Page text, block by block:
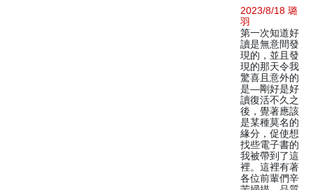
2023/8/18 璐
羽
第一次知道好
讀是無意間發
現的，並且發
現的那天令我
驚喜且意外的
是—剛好是好
讀復活不久之
後，覺著應該
是某種莫名的
緣分，促使想
找些電子書的
我被帶到了這
裡。這裡有著
各位前輩們辛